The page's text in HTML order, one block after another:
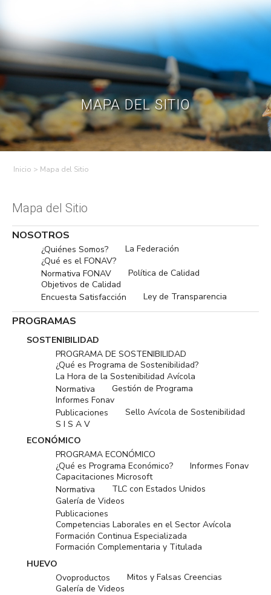
Transparencia
Contrataciones
Contáctenos
Regístrese – Solo
avicultores
Inicia Sesión
content
MAPA DEL SITIO
> Mapa del Sitio
Mapa del Sitio
NOSOTROS
¿Quiénes Somos?
La Federación
¿Qué es el FONAV?
Normativa FONAV
Política de Calidad
Objetivos de Calidad
Encuesta Satisfacción
Ley de Transparencia
PROGRAMAS
SOSTENIBILIDAD
PROGRAMA DE SOSTENIBILIDAD
¿Qué es Programa de Sostenibilidad?
La Hora de la Sostenibilidad Avícola
Normativa
Gestión de Programa
Informes Fonav
Publicaciones
Sello Avícola de Sostenibilidad
S I S A V
ECONÓMICO
PROGRAMA ECONÓMICO
¿Qué es Programa Económico?
Informes Fonav
Capacitaciones Microsoft
Normativa
TLC con Estados Unidos
Galería de Videos
Publicaciones
Competencias Laborales en el Sector Avícola
Formación Continua Especializada
Formación Complementaria y Titulada
HUEVO
Ovoproductos
Mitos y Falsas Creencias
Galería de Videos